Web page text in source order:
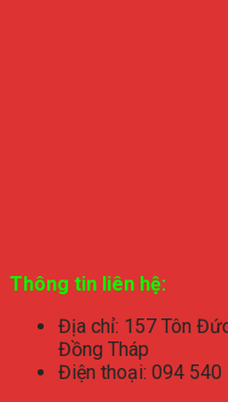
Thông tin liên hệ:
Địa chỉ: 157 Tôn
Đồng Tháp
Điện thoại: 094 540